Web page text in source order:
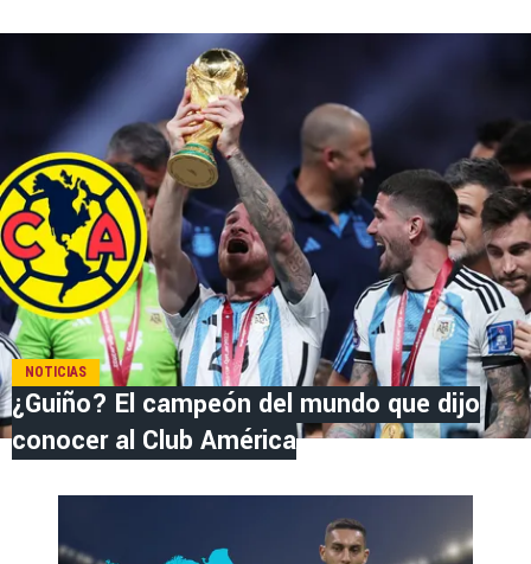
NOTICIAS
¿Guiño? El campeón del mundo que dijo
conocer al Club América